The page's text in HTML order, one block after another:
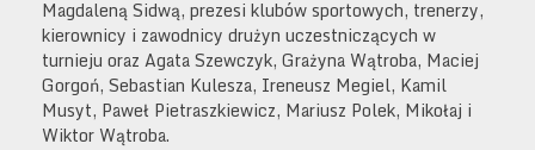
Magdaleną Sidwą, prezesi klubów sportowych, trenerzy,
kierownicy i zawodnicy drużyn uczestniczących w
turnieju oraz Agata Szewczyk, Grażyna Wątroba, Maciej
Gorgoń, Sebastian Kulesza, Ireneusz Megiel, Kamil
Musyt, Paweł Pietraszkiewicz, Mariusz Polek, Mikołaj i
Wiktor Wątroba.